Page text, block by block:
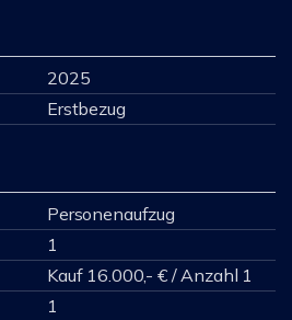
2025
Erstbezug
Personenaufzug
1
Kauf 16.000,- € / Anzahl 1
1